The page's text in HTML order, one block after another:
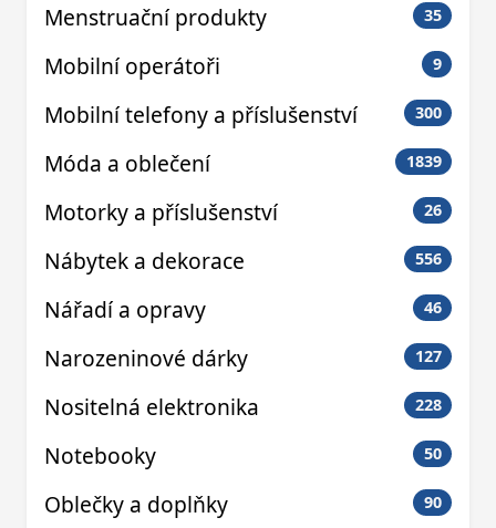
Menstruační produkty 35
Mobilní operátoři 9
Mobilní telefony a příslušenství 300
Móda a oblečení 1839
Motorky a příslušenství 26
Nábytek a dekorace 556
Nářadí a opravy 46
Narozeninové dárky 127
Nositelná elektronika 228
Notebooky 50
Oblečky a doplňky 90